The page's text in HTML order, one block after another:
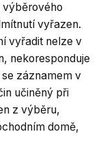
výběrového
vyřazen.
vyřadit nelze v
nekoresponduje
záznamem v
učiněný při
z výběru,
domě,